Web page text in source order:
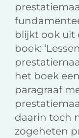
blijkt ook uit
boek: ‘Lessen
het boek
paragraaf
daarin toch
zogeheten